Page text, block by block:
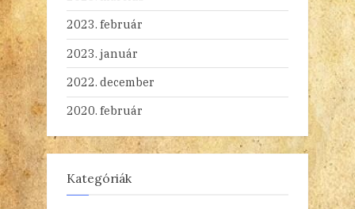
2023. február
2023. január
2022. december
2020. február
Kategóriák